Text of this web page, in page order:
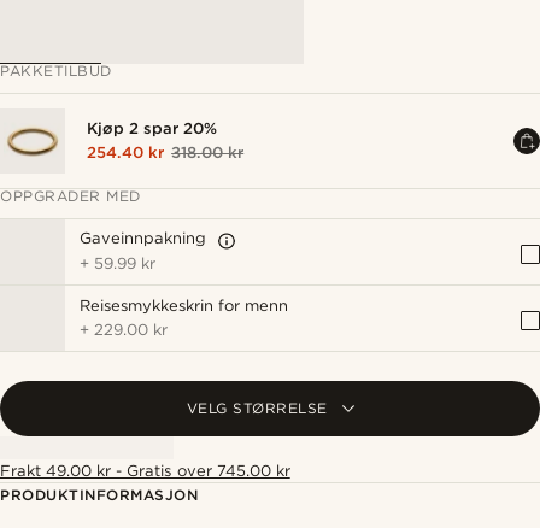
PAKKETILBUD
Kjøp 2 spar 20%
254.40 kr 318.00 kr
OPPGRADER MED
Gaveinnpakning
+ 59.99 kr
Reisesmykkeskrin for menn
+ 229.00 kr
VELG STØRRELSE
Frakt 49.00 kr - Gratis over 745.00 kr
PRODUKTINFORMASJON